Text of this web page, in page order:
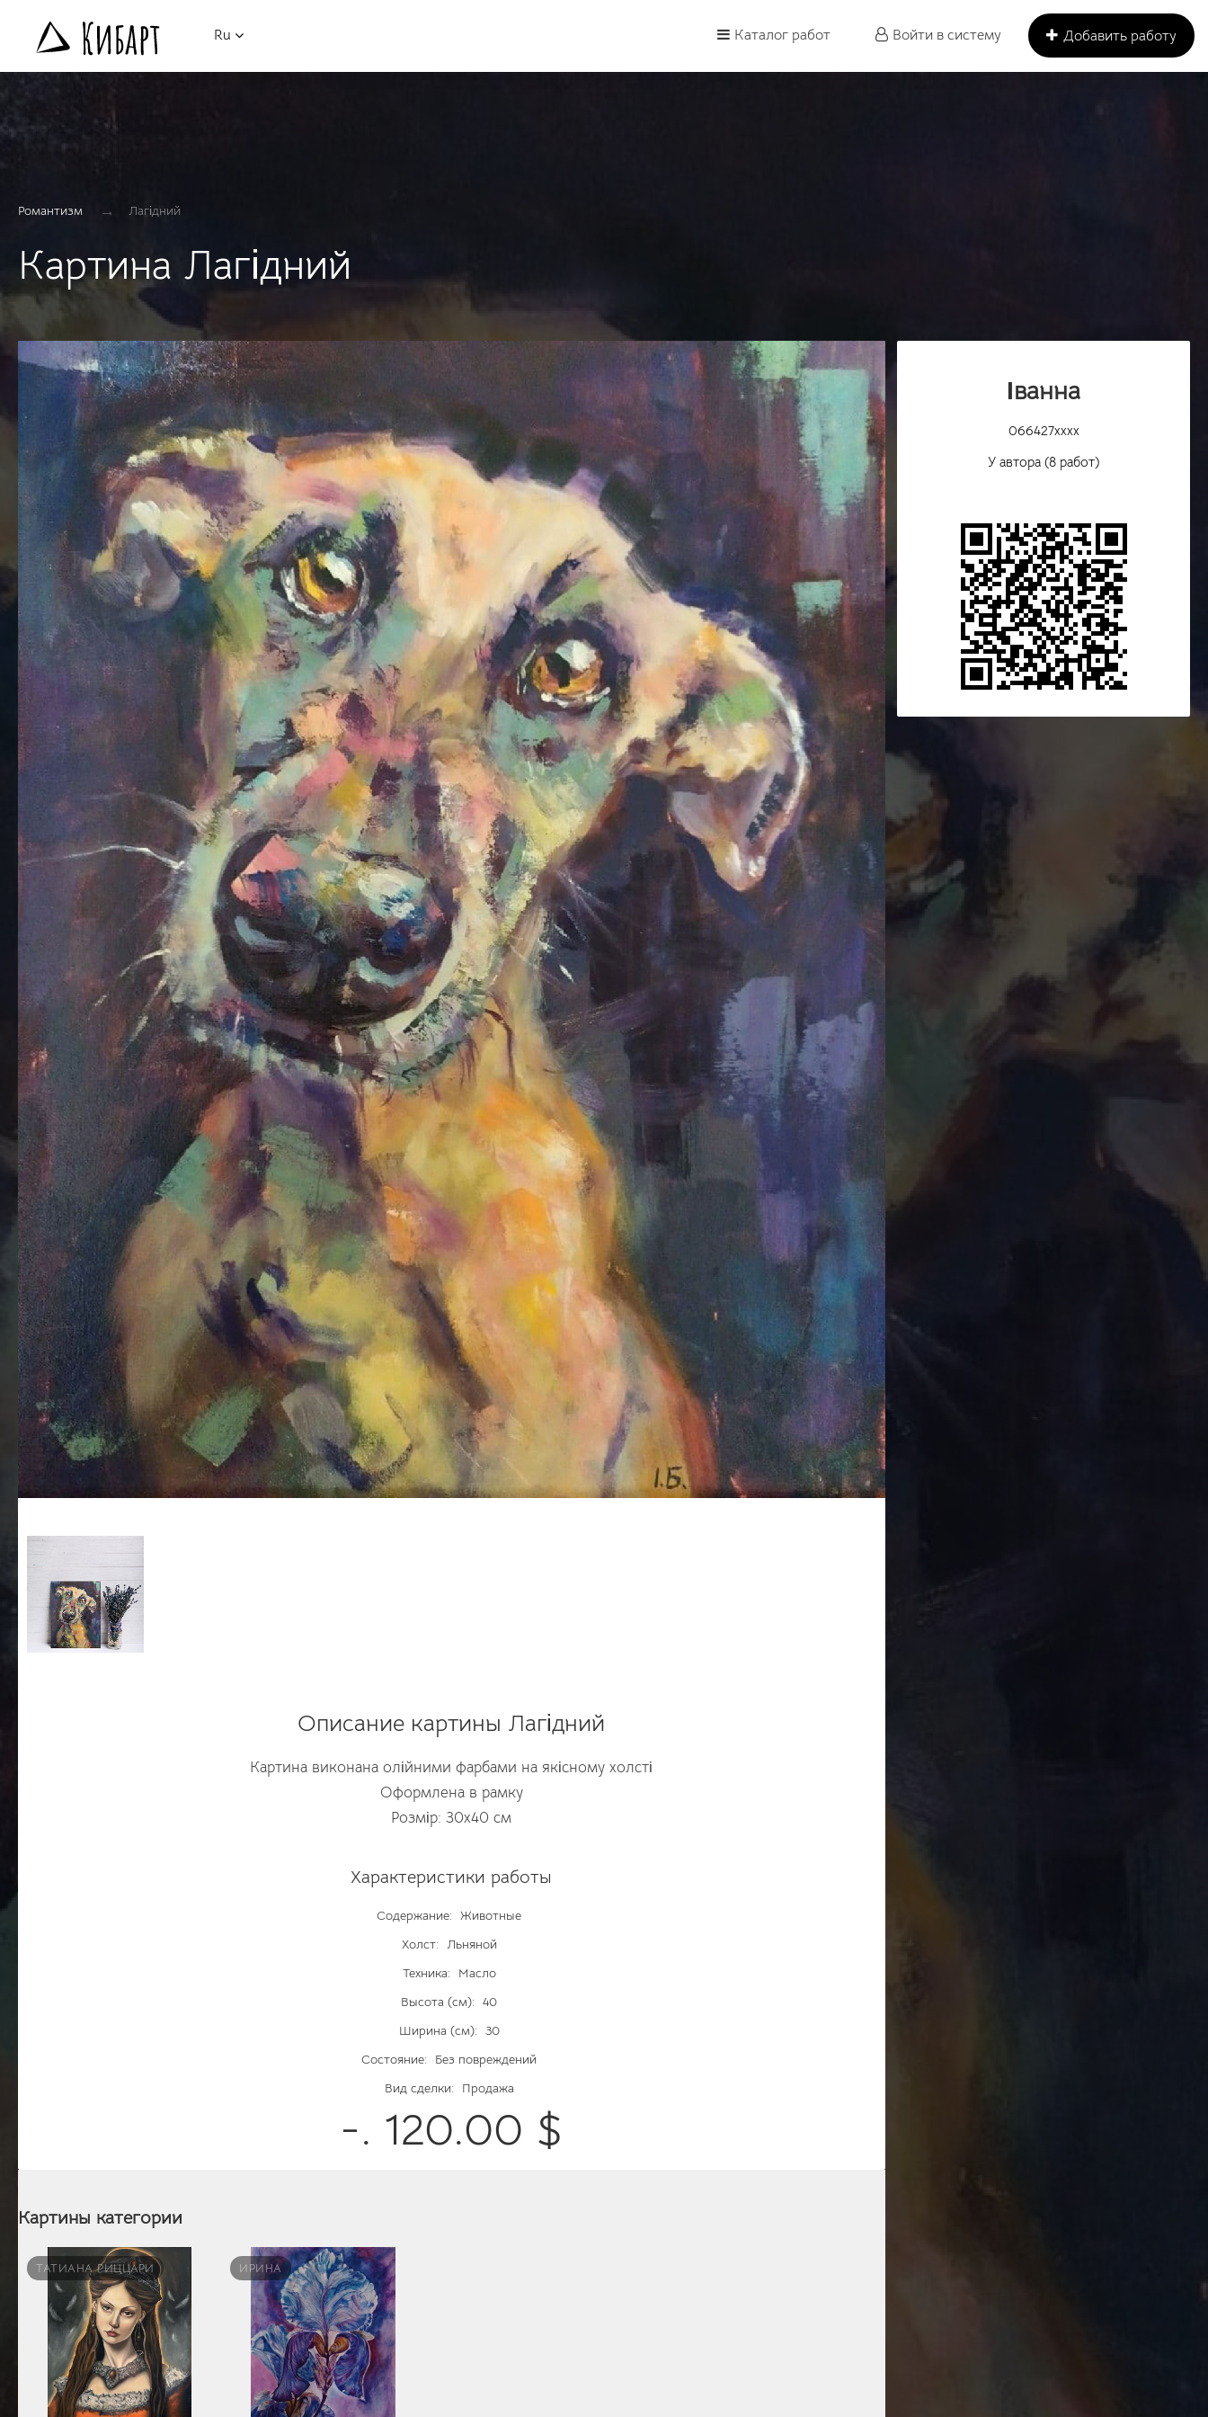
Ru Добавить работу
Каталог работ Войти в систему
Романтизм → Лагідний
Картина Лагідний
Описание картины Лагідний
Картина виконана олійними фарбами на якісному холсті
Оформлена в рамку
Розмір: 30х40 см
Характеристики работы
Содержание: Животные
Холст: Льняной
Техника:
Масло
Высота (см): 40
Ширина (см): 30
Состояние:
Без повреждений
Вид сделки:
Продажа
-. 120.00 $
Іванна
066427xxxx
У автора (8 работ)
Картины категории
ТАТИАНА РИЦЦАРИ ИРИНА